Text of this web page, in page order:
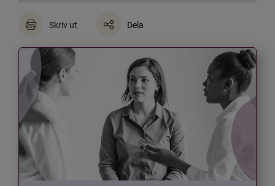
Skriv ut Dela